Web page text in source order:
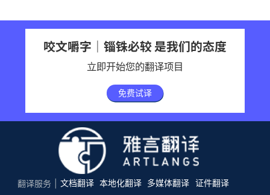
咬文嚼字｜锱铢必较 是我们的态度
立即开始您的翻译项目
免费试译
翻译服务 文档翻译 本地化翻译 多媒体翻译 证件翻译